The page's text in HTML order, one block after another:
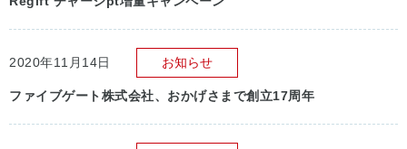
2020年11月14日 お知らせ
ファイブゲート株式会社、おかげさまで創立17周年